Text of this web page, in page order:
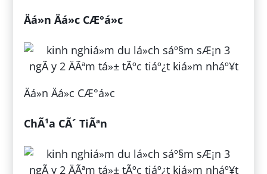
Äá»n Äá»c CÆ°á»c
Äá»n Äá»c CÆ°á»c
ChÃ¹a CÃ´ TiÃªn